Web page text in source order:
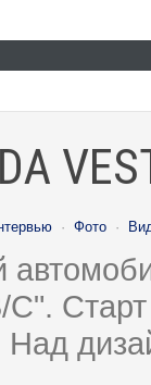
· Фото ·
Над